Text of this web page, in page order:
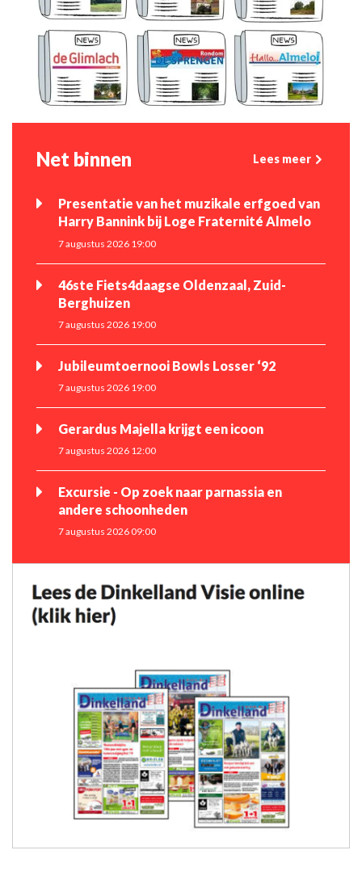
Net binnen Lees meer
Presentatie van het muzikale erfgoed van
Harry Bannink bij Loge Fraternité Almelo
7 augustus 2026 19:00
46ste Fiets4daagse Oldenzaal, Zuid-
Berghuizen
7 augustus 2026 19:00
Jubileumtoernooi Bowls Losser ‘92
7 augustus 2026 19:00
Gerardus Majella krijgt een icoon
7 augustus 2026 12:00
Excursie - Op zoek naar parnassia en
andere schoonheden
7 augustus 2026 09:00